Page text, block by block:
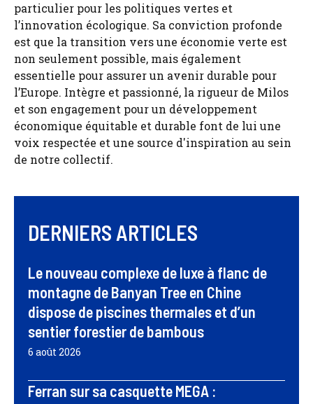
particulier pour les politiques vertes et
l’innovation écologique. Sa conviction profonde
est que la transition vers une économie verte est
non seulement possible, mais également
essentielle pour assurer un avenir durable pour
l’Europe. Intègre et passionné, la rigueur de Milos
et son engagement pour un développement
économique équitable et durable font de lui une
voix respectée et une source d'inspiration au sein
de notre collectif.
DERNIERS ARTICLES
Le nouveau complexe de luxe à flanc de
montagne de Banyan Tree en Chine
dispose de piscines thermales et d’un
sentier forestier de bambous
6 août 2026
Ferran sur sa casquette MEGA :